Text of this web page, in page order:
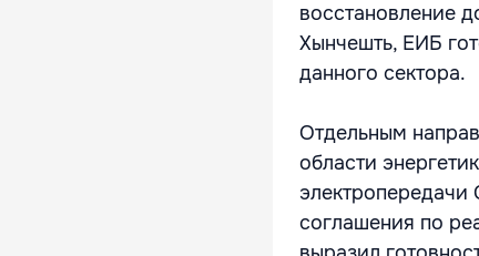
восстановление
Хынчешть, ЕИБ
данного сектора.
Отдельным
области
соглашения по